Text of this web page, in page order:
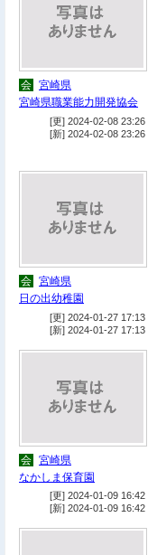
会 宮崎県
宮崎県職業能力開発協会
[更] 2024-02-08 23:26
[新] 2024-02-08 23:26
会 宮崎県
日の出幼稚園
[更] 2024-01-27 17:13
[新] 2024-01-27 17:13
会 宮崎県
なかしま保育園
[更] 2024-01-09 16:42
[新] 2024-01-09 16:42